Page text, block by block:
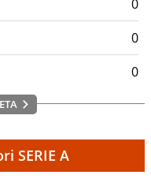
0
0
0
SERIE A